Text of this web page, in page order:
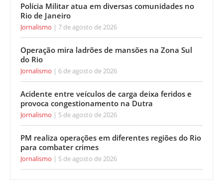
Polícia Militar atua em diversas comunidades no
Rio de Janeiro
Jornalismo 7 de agosto de 2026
Operação mira ladrões de mansões na Zona Sul
do Rio
Jornalismo 6 de agosto de 2026
Acidente entre veículos de carga deixa feridos e
provoca congestionamento na Dutra
Jornalismo 5 de agosto de 2026
PM realiza operações em diferentes regiões do Rio
para combater crimes
Jornalismo 5 de agosto de 2026